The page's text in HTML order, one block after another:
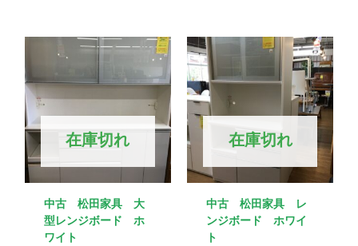
在庫切れ
中古 松田家具 大
型レンジボード ホ
ワイト
在庫切れ
中古 松田家具 レ
ンジボード ホワイ
ト